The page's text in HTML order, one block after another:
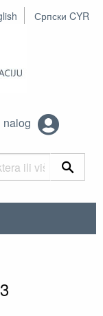
Српски CYR
nalog